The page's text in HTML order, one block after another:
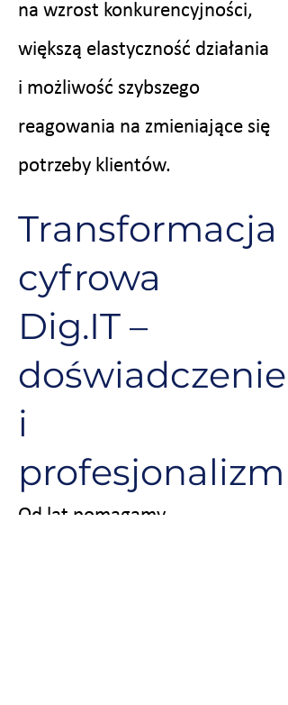
na wzrost konkurencyjności,
większą elastyczność działania
i możliwość szybszego
reagowania na zmieniające się
potrzeby klientów.
Transformacja
cyfrowa
Dig.IT –
doświadczenie
i
profesjonalizm
Od lat pomagamy